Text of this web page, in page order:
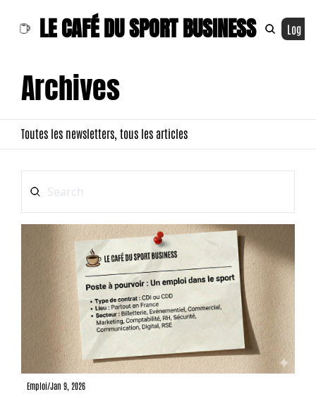
LE CAFÉ DU SPORT BUSINESS Log In
Archives
Toutes les newsletters, tous les articles
Emploi/Jan 9, 2026